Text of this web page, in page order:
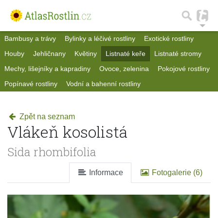
Bambusy a trávy Bylinky a léčivé rostliny
Exotické rostliny
Houby
Jehličnany Květiny Listnaté keře
Listnaté stromy
Mechy, lišejníky a kapradiny
Ovoce, zelenina
Pokojové rostliny
Popínavé rostliny
Vodní a bahenní rostliny
Zpět na seznam
Vlákeň kosolistá
Sida rhombifolia
Informace Fotogalerie (6)